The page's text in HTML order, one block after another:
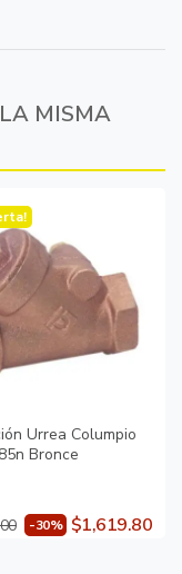
MISMA
Urrea Columpio
Bronce
-30% $1,619.80